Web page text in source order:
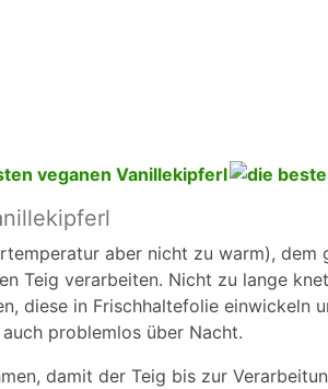
aber nicht zu warm), dem
Teig verarbeiten. Nicht zu lange
diese in Frischhaltefolie einwickeln
problemlos über Nacht.
damit der Teig bis zur